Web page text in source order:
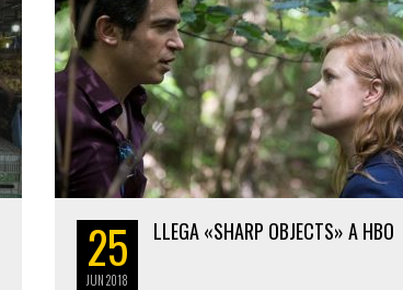
25
JUN2018
LLEGA «SHARP OBJECTS» A HBO